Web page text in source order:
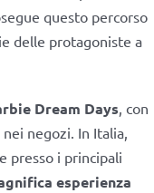
questo percorso
delle protagoniste a
Dream Days, con
negozi. In Italia,
presso i principali
esperienza